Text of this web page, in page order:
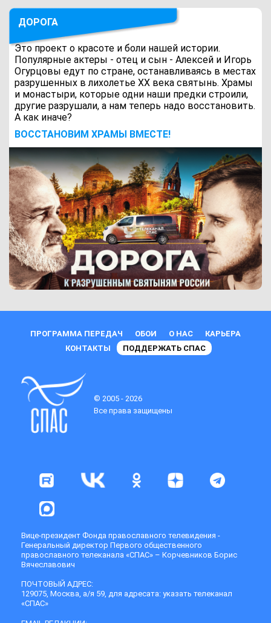
ДОРОГА
Это проект о красоте и боли нашей истории.
Популярные актеры - отец и сын - Алексей и Игорь
Огурцовы едут по стране, останавливаясь в местах
разрушенных в лихолетье ХХ века святынь. Храмы
и монастыри, которые одни наши предки строили,
другие разрушали, а нам теперь надо восстановить.
А как иначе?
ВОCСТАНОВИМ ХРАМЫ ВМЕСТЕ!
ПРОГРАММА ПЕРЕДАЧ ОБОИ О НАС
КАРЬЕРА
КОНТАКТЫ
ПОДДЕРЖАТЬ СПАС
© 2005 - 2026
Все права защищены
Вице-президент Фонда православного телевидения -
Генеральный директор Первого общественного
православного телеканала «СПАС» – Корчевников Борис
Вячеславович
ПОЧТОВЫЙ АДРЕС:
129075, Москва, а/я 59, для адресата: указать телеканал
«СПАС»